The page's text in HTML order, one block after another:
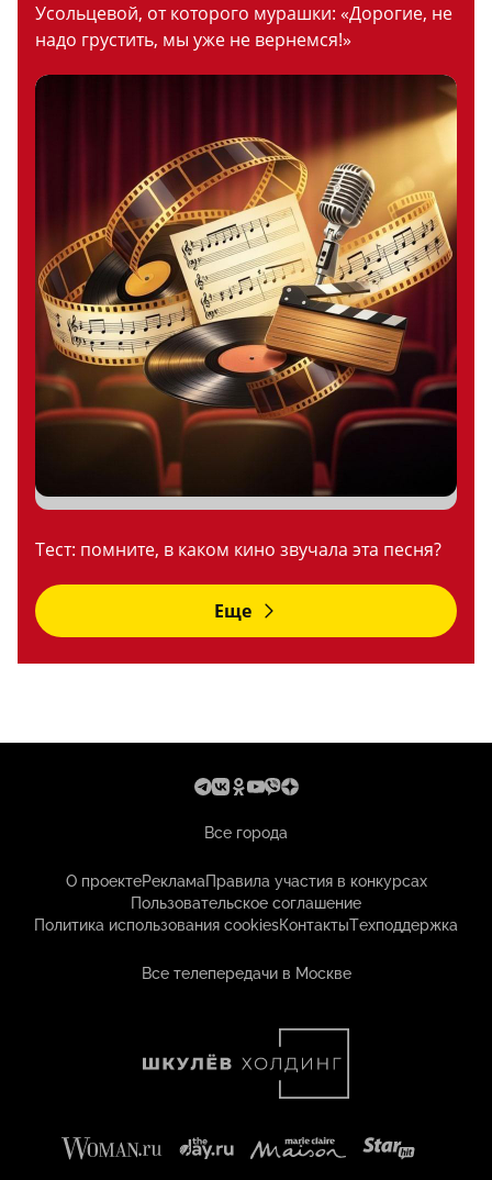
Усольцевой, от которого мурашки: «Дорогие, не
надо грустить, мы уже не вернемся!»
Тест: помните, в каком кино звучала эта песня?
Еще
Все города
О проектеРекламаПравила участия в конкурсах
Пользовательское соглашение
Политика использования cookiesКонтактыТехподдержка
Все телепередачи в Москве